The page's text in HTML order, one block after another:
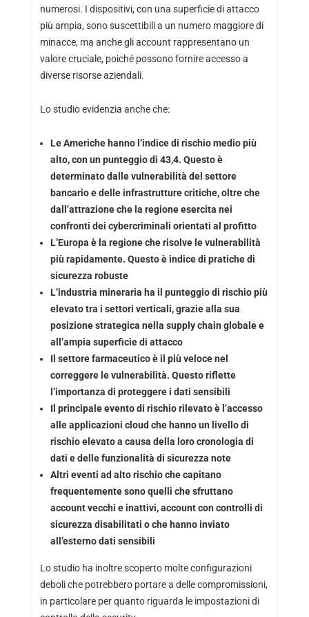
numerosi. I dispositivi, con una superficie di attacco
più ampia, sono suscettibili a un numero maggiore di
minacce, ma anche gli account rappresentano un
valore cruciale, poiché possono fornire accesso a
diverse risorse aziendali.
Lo studio evidenzia anche che:
Le Americhe hanno l’indice di rischio medio più
alto, con un punteggio di 43,4. Questo è
determinato dalle vulnerabilità del settore
bancario e delle infrastrutture critiche, oltre che
dall’attrazione che la regione esercita nei
confronti dei cybercriminali orientati al profitto
L’Europa è la regione che risolve le vulnerabilità
più rapidamente. Questo è indice di pratiche di
sicurezza robuste
L’industria mineraria ha il punteggio di rischio più
elevato tra i settori verticali, grazie alla sua
posizione strategica nella supply chain globale e
all’ampia superficie di attacco
Il settore farmaceutico è il più veloce nel
correggere le vulnerabilità. Questo riflette
l’importanza di proteggere i dati sensibili
Il principale evento di rischio rilevato è l’accesso
alle applicazioni cloud che hanno un livello di
rischio elevato a causa della loro cronologia di
dati e delle funzionalità di sicurezza note
Altri eventi ad alto rischio che capitano
frequentemente sono quelli che sfruttano
account vecchi e inattivi, account con controlli di
sicurezza disabilitati o che hanno inviato
all’esterno dati sensibili
Lo studio ha inoltre scoperto molte configurazioni
deboli che potrebbero portare a delle compromissioni,
in particolare per quanto riguarda le impostazioni di